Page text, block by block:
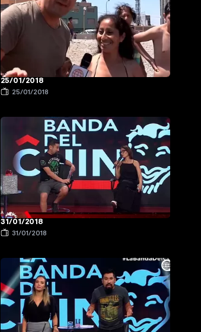
25/01/2018
25/01/2018
31/01/2018
31/01/2018